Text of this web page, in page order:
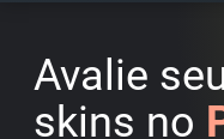
Avalie
skins no